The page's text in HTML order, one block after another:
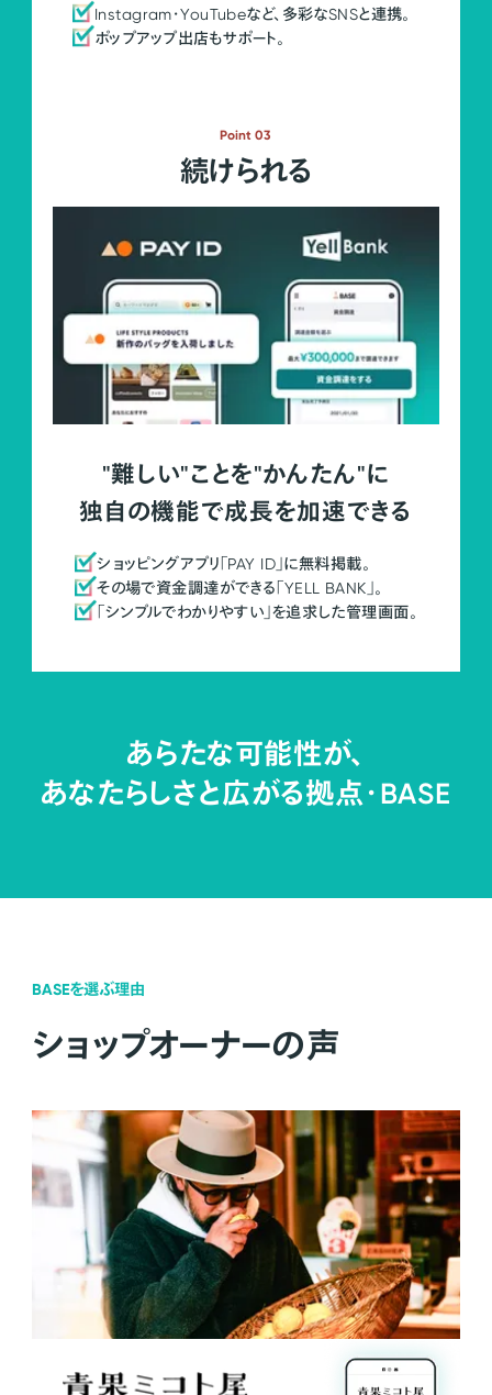
Instagram・YouTubeなど、多彩なSNSと連携。
ポップアップ出店もサポート。
Point 03
続けられる
"難しい"ことを"かんたん"に
独自の機能で成長を加速できる
ショッピングアプリ「PAY ID」に無料掲載。
その場で資金調達ができる「YELL BANK」。
「シンプルでわかりやすい」を追求した管理画面。
あらたな可能性が、
あなたらしさと広がる拠点・BASE
BASEを選ぶ理由
ショップオーナーの声